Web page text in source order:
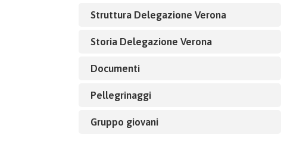
Struttura Delegazione Verona
Storia Delegazione Verona
Documenti
Pellegrinaggi
Gruppo giovani